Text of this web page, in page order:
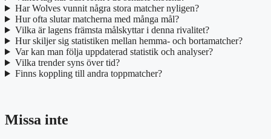
Har Wolves vunnit några stora matcher nyligen?
Hur ofta slutar matcherna med många mål?
Vilka är lagens främsta målskyttar i denna rivalitet?
Hur skiljer sig statistiken mellan hemma- och bortamatcher?
Var kan man följa uppdaterad statistik och analyser?
Vilka trender syns över tid?
Finns koppling till andra toppmatcher?
Missa inte